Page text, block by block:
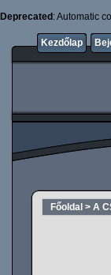
Deprecated : Automatic
Kezdőlap
Főoldal > A